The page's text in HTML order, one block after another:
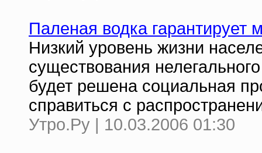
Паленая водка гарантирует
Низкий уровень жизни
существования
будет решена социальная
справиться с
Утро.Ру | 10.03.2006 01:30